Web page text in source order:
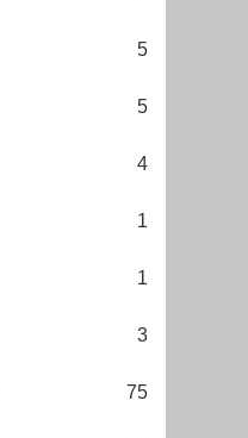
5
5
4
1
1
3
75